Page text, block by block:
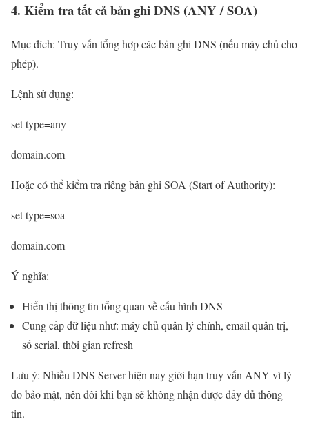
4. Kiểm tra tất cả bản ghi DNS (ANY / SOA)
Mục đích: Truy vấn tổng hợp các bản ghi DNS (nếu máy chủ cho
phép).
Lệnh sử dụng:
set type=any
domain.com
Hoặc có thể kiểm tra riêng bản ghi SOA (Start of Authority):
set type=soa
domain.com
Ý nghĩa:
Hiển thị thông tin tổng quan về cấu hình DNS
Cung cấp dữ liệu như: máy chủ quản lý chính, email quản trị,
số serial, thời gian refresh
Lưu ý: Nhiều DNS Server hiện nay giới hạn truy vấn ANY vì lý
do bảo mật, nên đôi khi bạn sẽ không nhận được đầy đủ thông
tin.